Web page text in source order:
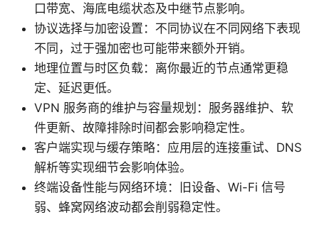
口带宽、海底电缆状态及中继节点影响。
协议选择与加密设置：不同协议在不同网络下表现
不同，过于强加密也可能带来额外开销。
地理位置与时区负载：离你最近的节点通常更稳
定、延迟更低。
VPN 服务商的维护与容量规划：服务器维护、软
件更新、故障排除时间都会影响稳定性。
客户端实现与缓存策略：应用层的连接重试、DNS
解析等实现细节会影响体验。
终端设备性能与网络环境：旧设备、Wi-Fi 信号
弱、蜂窝网络波动都会削弱稳定性。